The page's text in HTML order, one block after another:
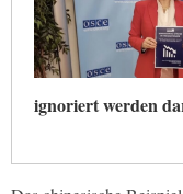
ignoriert werden